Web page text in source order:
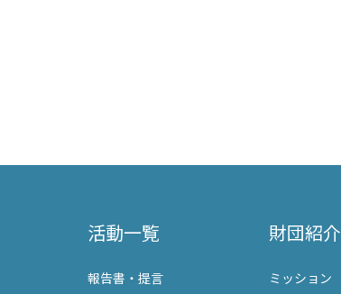
活動一覧
報告書・提言
財団紹介
ミッション